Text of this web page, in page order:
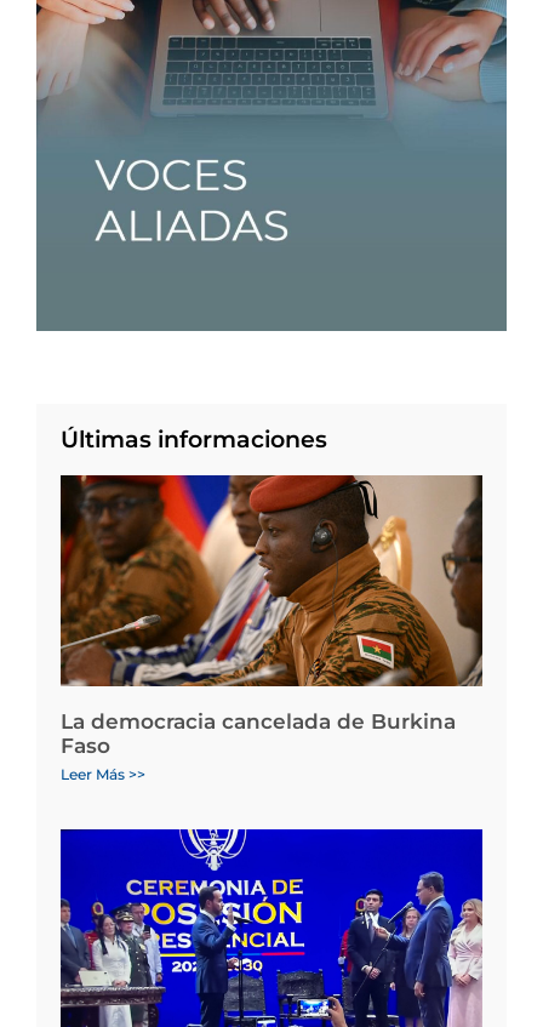
Últimas informaciones
La democracia cancelada de Burkina
Faso
Leer Más >>